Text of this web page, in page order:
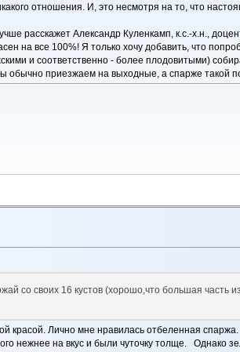
отношения. И, это несмотря на то, что
расскажет Александр Куленкамп, к.с.-х.н.,
на все 100%! Я только хочу добавить, что
и соответственно - более плодовитыми)
обычно приезжаем на выходные, а спарже такой
со своих 16 кустов (хорошо,что большая часть
Лично мне нравилась отбеленная спаржа.
нежнее на вкус и были чуточку толще. Однако